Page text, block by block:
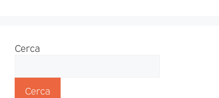
Cerca
Cerca